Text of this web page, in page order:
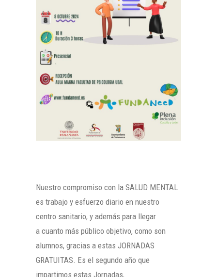
Nuestro compromiso con la SALUD MENTAL
es trabajo y esfuerzo diario en nuestro
centro sanitario, y además para llegar
a cuanto más público objetivo, como son
alumnos, gracias a estas JORNADAS
GRATUITAS. Es el segundo año que
impartimos estas Jornadas,